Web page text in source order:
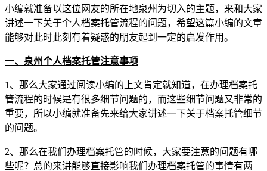
小编就准备以这位网友的所在地泉州为切入的主题，来和大家
讲述一下关于个人档案托管流程的问题，希望这篇小编的文章
能够对此时此刻有着疑惑的朋友起到一定的启发作用。
一、泉州个人档案托管注意事项
1、那么大家通过阅读小编的上文肯定就知道，在办理档案托
管流程的时候是有很多细节问题的，而这些细节问题又非常的
重要，所以小编就准备先来给大家讲述一下关于档案托管细节
的问题。
2、那么在我们办理档案托管的时候，大家要注意的问题有哪
些呢？总的来讲能够直接影响我们办理档案托管的事情有两